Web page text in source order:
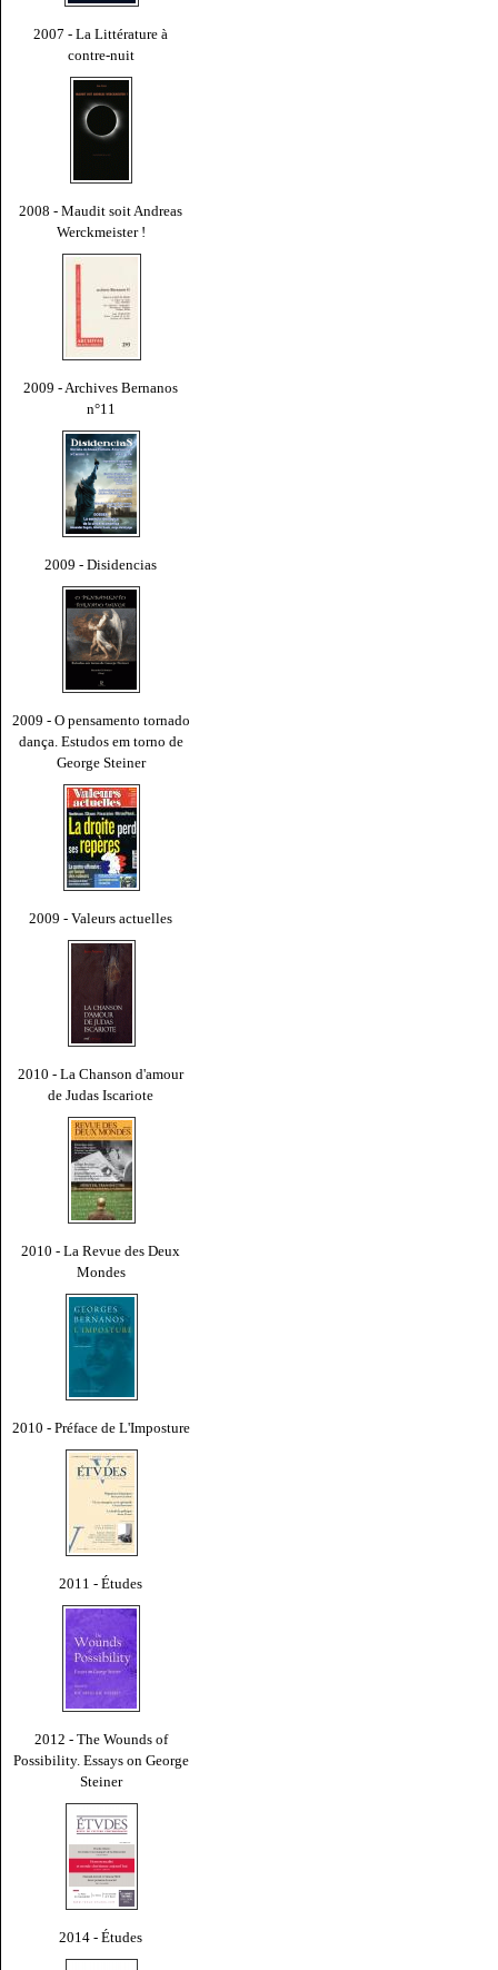
2007 - La Littérature à
contre-nuit
2008 - Maudit soit Andreas
Werckmeister !
2009 - Archives Bernanos
n°11
2009 - Disidencias
2009 - O pensamento tornado
dança. Estudos em torno de
George Steiner
2009 - Valeurs actuelles
2010 - La Chanson d'amour
de Judas Iscariote
2010 - La Revue des Deux
Mondes
2010 - Préface de L'Imposture
2011 - Études
2012 - The Wounds of
Possibility. Essays on George
Steiner
2014 - Études